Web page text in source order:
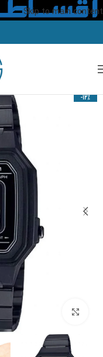
Skip to main content
-12%
بزرگنمایی تصویر